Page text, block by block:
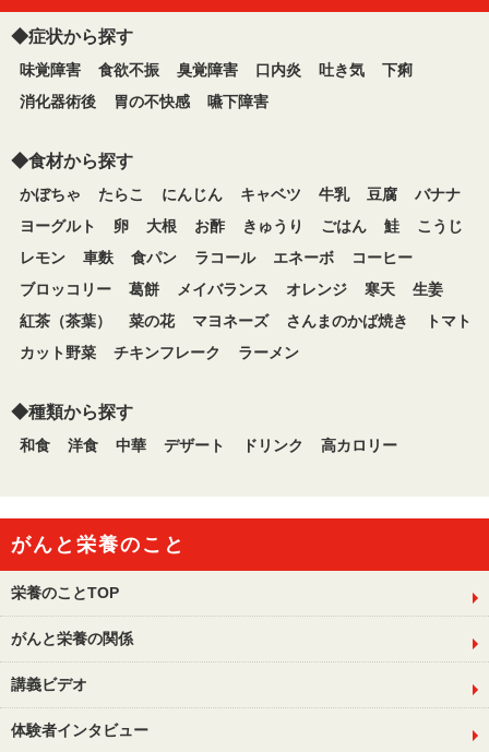
◆症状から探す
味覚障害 食欲不振 臭覚障害 口内炎 吐き気
下痢
消化器術後
胃の不快感 嚥下障害
◆食材から探す
かぼちゃ たらこ にんじん キャベツ 牛乳 豆腐
バナナ
ヨーグルト
卵 大根 お酢 きゅうり ごはん 鮭
こうじ
レモン
車麩 食パン ラコール エネーボ
コーヒー
ブロッコリー
葛餅 メイバランス オレンジ 寒天
生姜
紅茶（茶葉）
菜の花 マヨネーズ さんまのかば焼き
トマト
カット野菜
チキンフレーク ラーメン
◆種類から探す
和食 洋食 中華 デザート ドリンク 高カロリー
がんと栄養のこと
栄養のことTOP
がんと栄養の関係
講義ビデオ
体験者インタビュー